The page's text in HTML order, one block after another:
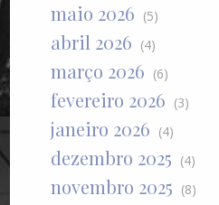
maio 2026 (5)
abril 2026 (4)
março 2026 (6)
fevereiro 2026 (3)
janeiro 2026 (4)
dezembro 2025 (4)
novembro 2025 (8)